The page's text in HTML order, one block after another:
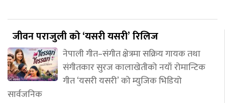
जीवन पराजुली को ‘यसरी यसरी’ रिलिज
नेपाली गीत–संगीत क्षेत्रमा सक्रिय गायक तथा
संगीतकार सुरज कालाखेतीको नयाँ रोमान्टिक
गीत ‘यसरी यसरी’ को म्युजिक भिडियो
सार्वजनिक